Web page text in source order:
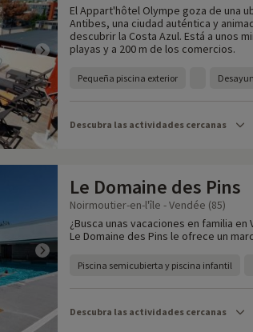
El Appart'hôtel Olympe goza de una
Antibes, una ciudad auténtica y
descubrir la Costa Azul. Está a unos
playas y a 200 m de los comercios.
Pequeña piscina exterior
Descubra las actividades cercanas
Le Domaine des Pins
Noirmoutier-en-l'île - Vendée (85)
¿Busca unas vacaciones en familia
Le Domaine des Pins le ofrece un
Piscina semicubierta y piscina infantil
Descubra las actividades cercanas